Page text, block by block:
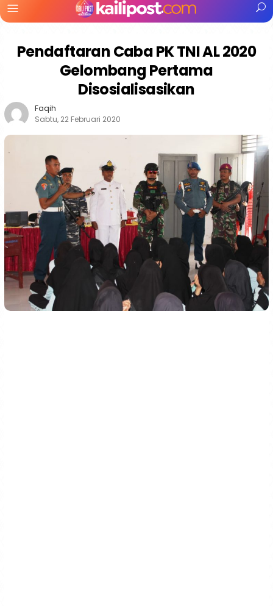
Mobile
Pendaftaran Caba PK TNI AL 2020
Gelombang Pertama
Disosialisasikan
Faqih
Sabtu, 22 Februari 2020